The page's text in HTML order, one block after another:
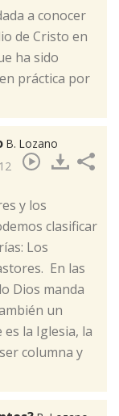
a conocer
de Cristo en
ha sido
práctica por
B. Lozano
y los
clasificar
Los
En las
Dios manda
un
la Iglesia, la
columna y